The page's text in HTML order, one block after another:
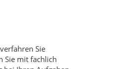
Sie
Sie mit fachlich